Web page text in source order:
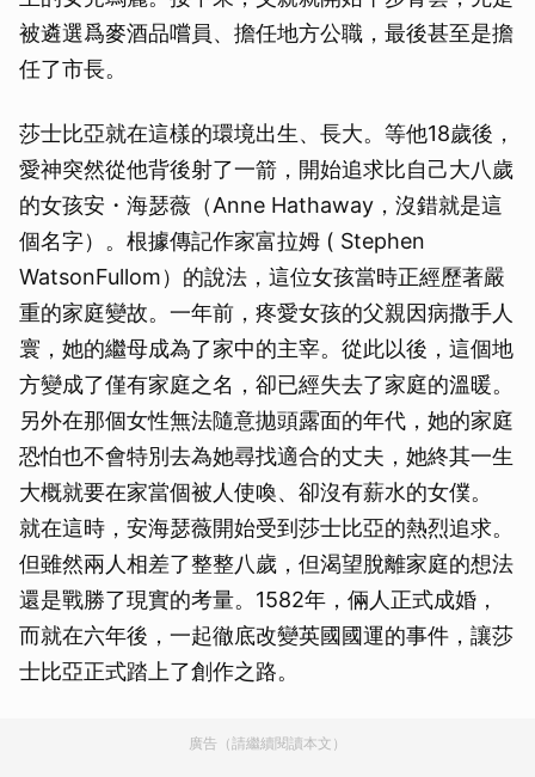
被遴選爲麥酒品嚐員、擔任地方公職，最後甚至是擔
任了市長。
莎士比亞就在這樣的環境出生、長大。等他18歲後，
愛神突然從他背後射了一箭，開始追求比自己大八歲
的女孩安・海瑟薇（Anne Hathaway，沒錯就是這
個名字）。根據傳記作家富拉姆 ( Stephen
WatsonFullom）的說法，這位女孩當時正經歷著嚴
重的家庭變故。一年前，疼愛女孩的父親因病撒手人
寰，她的繼母成為了家中的主宰。從此以後，這個地
方變成了僅有家庭之名，卻已經失去了家庭的溫暖。
另外在那個女性無法隨意拋頭露面的年代，她的家庭
恐怕也不會特別去為她尋找適合的丈夫，她終其一生
大概就要在家當個被人使喚、卻沒有薪水的女僕。
就在這時，安海瑟薇開始受到莎士比亞的熱烈追求。
但雖然兩人相差了整整八歲，但渴望脫離家庭的想法
還是戰勝了現實的考量。1582年，倆人正式成婚，
而就在六年後，一起徹底改變英國國運的事件，讓莎
士比亞正式踏上了創作之路。
廣告（請繼續閱讀本文）